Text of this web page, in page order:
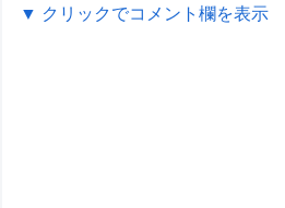
▼ クリックでコメント欄を表示